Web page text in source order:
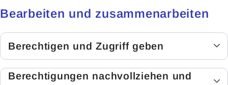
Bearbeiten und zusammenarbeiten
Berechtigen und Zugriff geben
Berechtigungen nachvollziehen und